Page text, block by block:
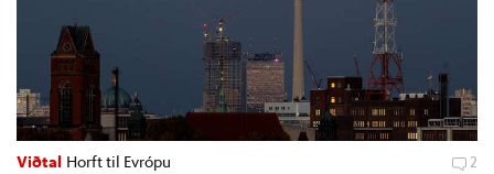
Viðtal Horft til Evrópu 2